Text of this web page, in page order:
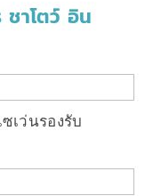
าโตว์ อิน
เว่นรองรับ